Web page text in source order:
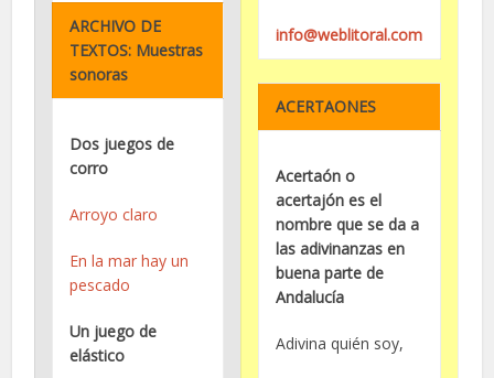
ARCHIVO DE
TEXTOS: Muestras
sonoras
Dos juegos de
corro
Arroyo claro
En la mar hay un
pescado
Un juego de
elástico
info@weblitoral.com
ACERTAONES
Acertaón o
acertajón es el
nombre que se da a
las adivinanzas en
buena parte de
Andalucía
Adivina quién soy,